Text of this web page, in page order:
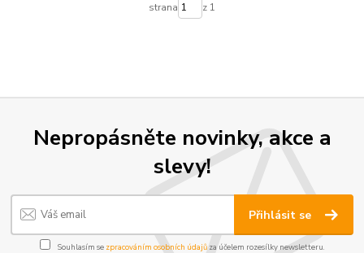
strana z 1
Nepropásněte novinky, akce a
slevy!
Přihlásit se
Souhlasím se zpracováním osobních údajůza účelem rozesílky newsletteru.